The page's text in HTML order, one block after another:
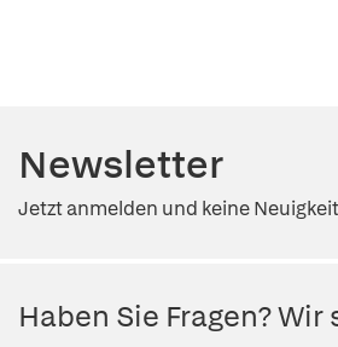
Newsletter
Jetzt anmelden und keine
Haben Sie Fragen?